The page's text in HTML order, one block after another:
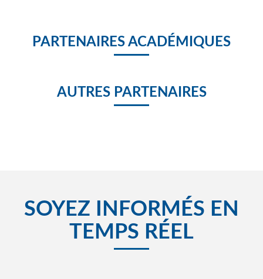
PARTENAIRES ACADÉMIQUES
AUTRES PARTENAIRES
SOYEZ INFORMÉS EN
TEMPS RÉEL